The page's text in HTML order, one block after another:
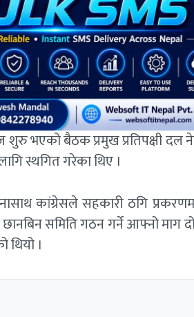
भएको बैठक प्रमुख प्रतिपक्षी दल
स्थगित गरेका थिए ।
कांग्रेसले सहकारी ठगि
समिति गठन गर्ने आफ्नो माग
थियो ।